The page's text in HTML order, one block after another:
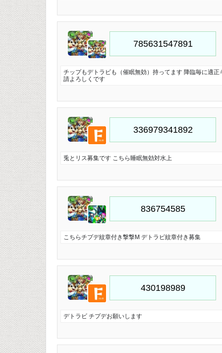
チップもデトラビも（催眠無効）持ってます 降臨毎に適
請よろしくです
兎とリス募集です こちら睡眠無効対水上
こちらチプデ紋章付き撃撃M デトラビ紋章付き募集
デトラビ チプデお願いします